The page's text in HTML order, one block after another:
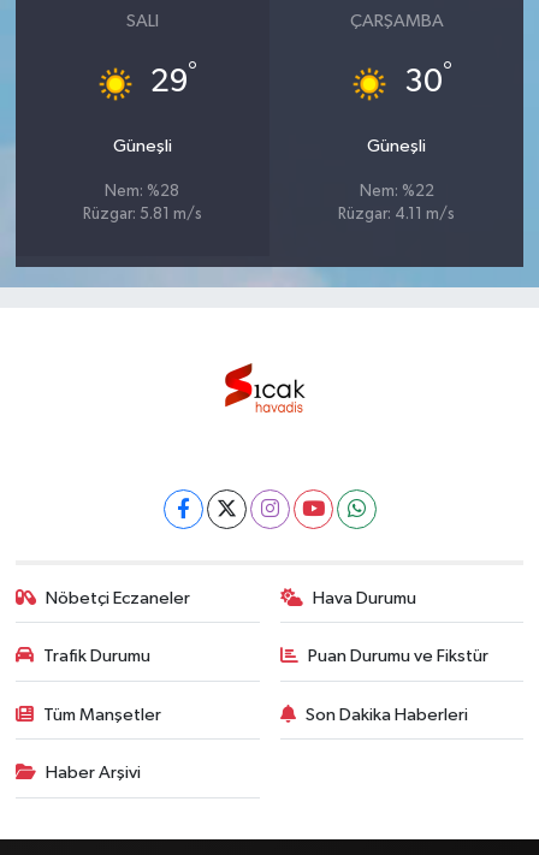
SALI
29°
Güneşli
Nem: %28
Rüzgar: 5.81 m/s
ÇARŞAMBA
30°
Güneşli
Nem: %22
Rüzgar: 4.11 m/s
Nöbetçi Eczaneler Hava Durumu
Trafik Durumu Puan Durumu ve Fikstür
Tüm Manşetler Son Dakika Haberleri
Haber Arşivi